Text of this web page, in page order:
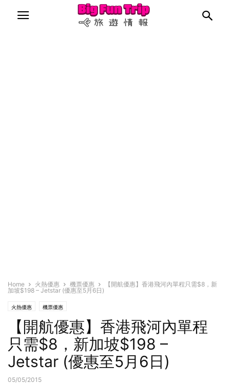
Home 火熱優惠 機票優惠
【開航優惠】香港飛河內單程只需$8，新
加坡$198 – Jetstar (優惠至5月6日)
火熱優惠 機票優惠
【開航優惠】香港飛河內單程
只需$8，新加坡$198 –
Jetstar (優惠至5月6日)
05/05/2015